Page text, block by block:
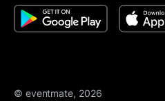
© eventmate, 2026